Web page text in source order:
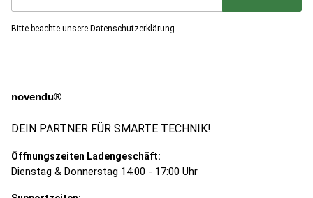
Jetzt unseren Newsletter abonnieren
Bitte beachte unsere Datenschutzerklärung
novendu®
DEIN PARTNER FÜR SMARTE TECHNIK!
Öffnungszeiten Ladengeschäft:
Dienstag & Donnerstag 14:00 - 17:00 Uhr